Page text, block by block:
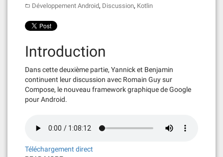
Développement Android, Discussion, Kotlin
Introduction
Dans cette deuxième partie, Yannick et Benjamin
continuent leur discussion avec Romain Guy sur
Compose, le nouveau framework graphique de Google
pour Android.
Téléchargement direct